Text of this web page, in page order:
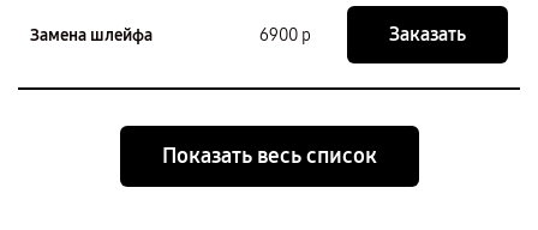
Замена шлейфа 6900 р Заказать
Показать весь список